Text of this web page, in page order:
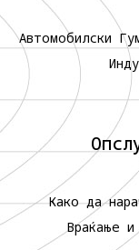
Автомобилски
Како да
Враќање и